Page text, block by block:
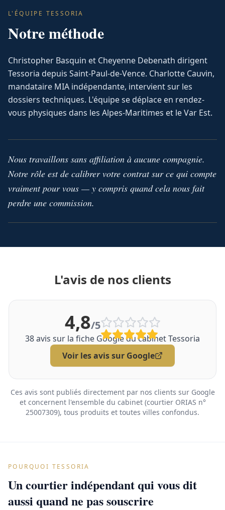
L'ÉQUIPE TESSORIA
Notre méthode
Christopher Basquin et Cheyenne Debenath dirigent
Tessoria depuis Saint-Paul-de-Vence. Charlotte Cauvin,
mandataire MIA indépendante, intervient sur les
dossiers techniques. L'équipe se déplace en rendez-
vous physiques dans les Alpes-Maritimes et le Var Est.
Nous travaillons sans affiliation à aucune compagnie.
Notre rôle est de calibrer votre contrat sur ce qui compte
vraiment pour vous — y compris quand cela nous fait
perdre une commission.
L'avis de nos clients
4,8/5
38avis sur la fiche Google du cabinet Tessoria
Voir les avis sur Google
Ces avis sont publiés directement par nos clients sur Google
et concernent l'ensemble du cabinet (courtier ORIAS n°
25007309), tous produits et toutes villes confondus.
POURQUOI TESSORIA
Un courtier indépendant qui vous dit
aussi quand ne pas souscrire